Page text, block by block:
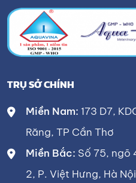
TRỤ SỞ CHÍNH
Miền Nam: 173 D7,
Răng, TP Cần Thơ
Miền Bắc: Số 75, ngõ
2, P. Việt Hưng, Hà Nội